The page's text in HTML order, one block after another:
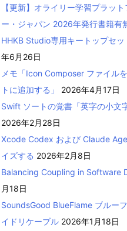
【更新】オライリー学習プラッ
ー・ジャパン 2026年発行書籍有
HHKB Studio専用キートップセ
年6月26日
メモ「Icon Composer ファイル
トに追加する」
2026年4月17日
Swift ソートの覚書「英字の小文
2026年2月28日
Xcode Codex および Claude
イズする 2026年2月8日
Balancing Coupling in Software
月18日
SoundsGood BlueFlame ブルー
イドリケーブル 2026年1月18日